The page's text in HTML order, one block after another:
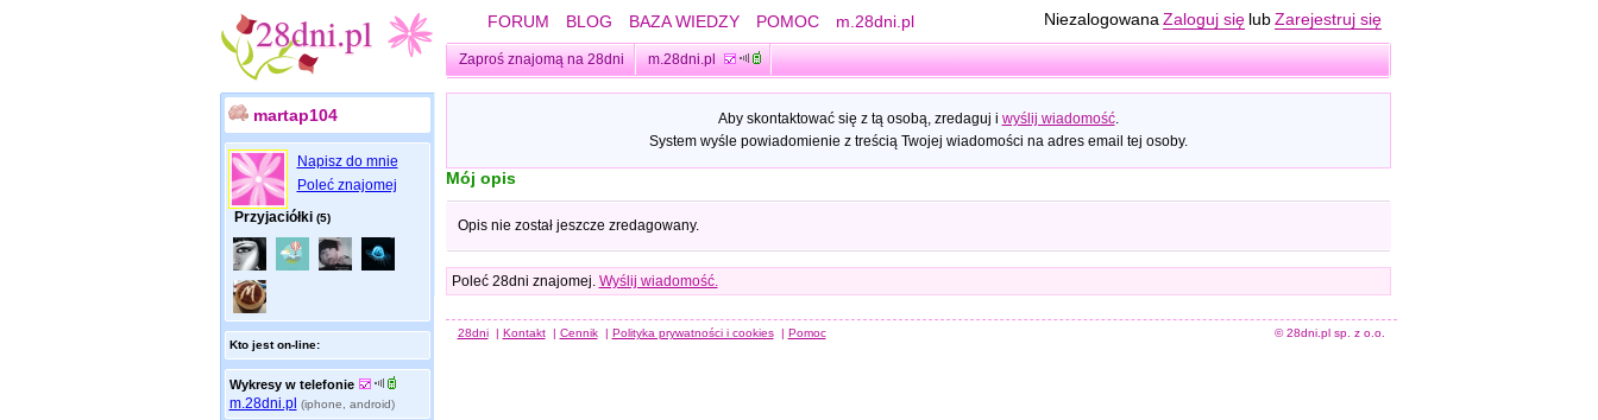
FORUM BLOG BAZA WIEDZY POMOC m.28dni.pl Niezalogowana Zaloguj się lub Zarejestruj się
Zaproś znajomą na 28dni m.28dni.pl
martap104
Napisz do mnie
Poleć znajomej
Przyjaciółki (5)
Kto jest on-line:
Wykresy w telefonie
m.28dni.pl (iphone, android)
Aby skontaktować się z tą osobą, zredaguj i wyślij wiadomość.
System wyśle powiadomienie z treścią Twojej wiadomości na adres email tej osoby.
Mój opis
Opis nie został jeszcze zredagowany.
Poleć 28dni znajomej. Wyślij wiadomość.
28dni | Kontakt | Cennik | Polityka prywatności i cookies | Pomoc © 28dni.pl sp. z o.o.